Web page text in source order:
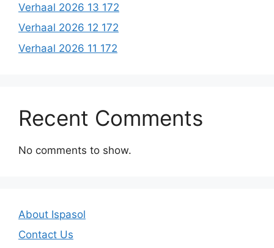
Verhaal 2026 13 172
Verhaal 2026 12 172
Verhaal 2026 11 172
Recent Comments
No comments to show.
About Ispasol
Contact Us